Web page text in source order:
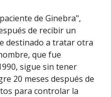
de Ginebra",
de recibir un
destinado a tratar otra
que fue
sigue sin tener
20 meses después de
para controlar la